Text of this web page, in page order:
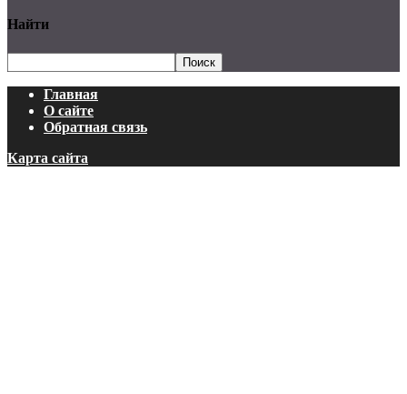
Найти
Главная
О сайте
Обратная связь
Карта сайта